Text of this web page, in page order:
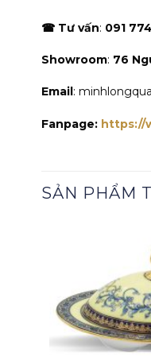
☎ Tư vấn: 091
Showroom: 76
Email :
Fanpage: https://
SẢN PHẨM